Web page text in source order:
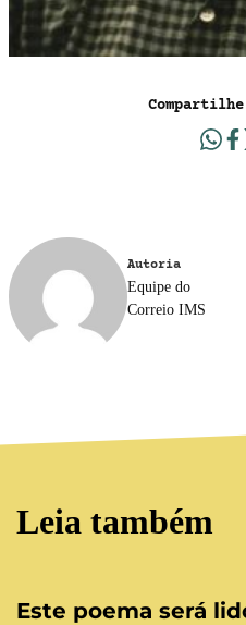
Autoria
Equipe do
Correio IMS
Leia também
Este poema será